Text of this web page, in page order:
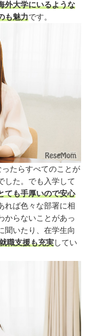
外大学にいるような
も魅力です。
たらすべてのことが
した。でも入学して
ても手厚いので安心
れば色々な部署に相
からないことがあっ
聞いたり、在学生向
職支援も充実してい